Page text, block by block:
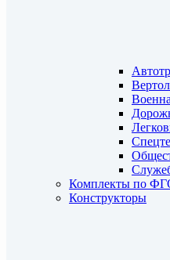
Комплекты по
Конструкторы